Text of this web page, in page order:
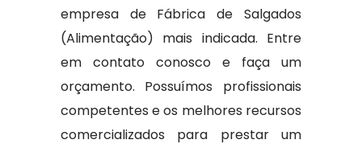
empresa de Fábrica de Salgados
(Alimentação) mais indicada. Entre
em contato conosco e faça um
orçamento. Possuímos profissionais
competentes e os melhores recursos
comercializados para prestar um